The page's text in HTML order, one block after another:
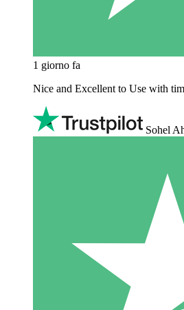
1 giorno fa
Nice and Excellent to Use with
Sohel